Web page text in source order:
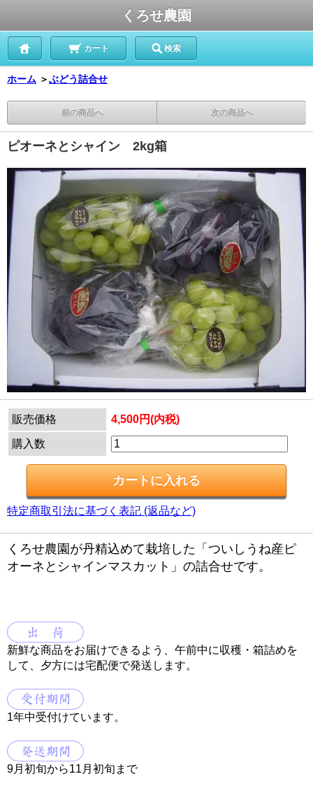
くろせ農園
カート 検索
ホーム ＞ぶどう詰合せ
前の商品へ 次の商品へ
ピオーネとシャイン 2kg箱
販売価格 4,500円(内税)
購入数
特定商取引法に基づく表記 (返品など)
くろせ農園が丹精込めて栽培した「ついしうね産ピ
オーネとシャインマスカット」の詰合せです。
新鮮な商品をお届けできるよう、午前中に収穫・箱詰めを
して、夕方には宅配便で発送します。
1年中受付けています。
9月初旬から11月初旬まで